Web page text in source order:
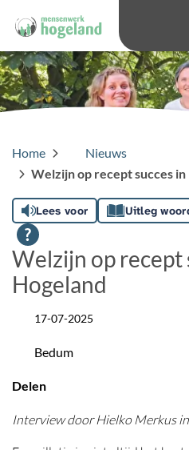
Home
Nieuws
Welzijn op recept succes in
Lees voor Uitleg
Welzijn op recept
Hogeland
Datum
17-07-2025
LocatieBedum
Delen
Interview door Hielko Merkus